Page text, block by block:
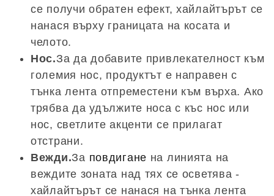
се получи обратен ефект, хайлайтърът се
нанася върху границата на косата и
челото.
Нос.За да добавите привлекателност към
големия нос, продуктът е направен с
тънка лента отпреместени към върха. Ако
трябва да удължите носа с къс нос или
нос, светлите акценти се прилагат
отстрани.
Вежди.За повдигане на линията на
веждите зоната над тях се осветява -
хайлайтърът се нанася на тънка лента